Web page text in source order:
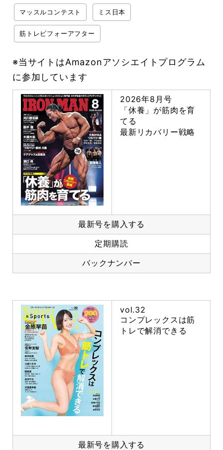
マッスルコンテスト ミス日本
筋トレビフォーアフター
※当サイトはAmazonアソシエイトプログラム
に参加しています
2026年8月号
「休養」が筋肉を育
てる
最新リカバリー戦略
最新号を購入する
定期購読
バックナンバー
vol.32
コンプレックスは筋
トレで解消できる
最新号を購入する